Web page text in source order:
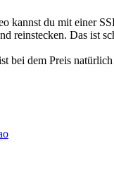
kannst du mit einer
reinstecken. Das ist
bei dem Preis